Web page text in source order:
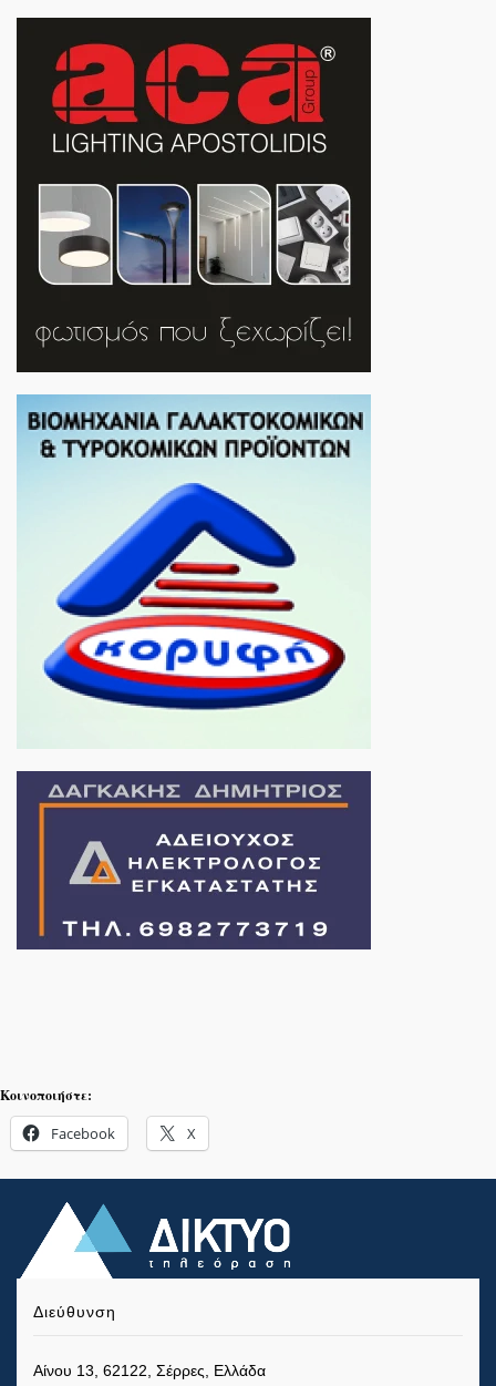
Κοινοποιήστε:
Facebook X
Διεύθυνση
Αίνου 13, 62122, Σέρρες, Ελλάδα